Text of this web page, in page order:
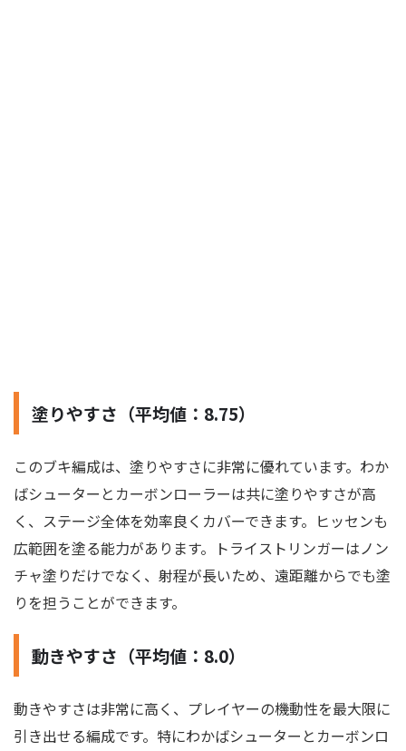
塗りやすさ（平均値：8.75）
このブキ編成は、塗りやすさに非常に優れています。わか
ばシューターとカーボンローラーは共に塗りやすさが高
く、ステージ全体を効率良くカバーできます。ヒッセンも
広範囲を塗る能力があります。トライストリンガーはノン
チャ塗りだけでなく、射程が長いため、遠距離からでも塗
りを担うことができます。
動きやすさ（平均値：8.0）
動きやすさは非常に高く、プレイヤーの機動性を最大限に
引き出せる編成です。特にわかばシューターとカーボンロ